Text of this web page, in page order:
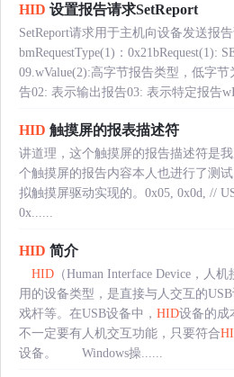
HID 设置报告请求SetReport
SetReport请求用于主机向设备发送报
bmRequestType(1)：0x21bRequest(1):
09.wValue(2):高字节报告类型，低字
告02: 表示输出报告03: 表示特定报告
HID 触摸屏的报表描述符
讲道理，这个触摸屏的报告描述符是
个触摸屏的报告内容本人也进行了测
拟触摸屏驱动实现的。0x05, 0x0d, //
0x......
HID 简介
HID （Human Interface Device，人
用的设备类型，是直接与人交互的USB
戏杆等。在USB设备中， HID设备的成
不一定要有人机交互功能，只要符合
设备。 Windows操......